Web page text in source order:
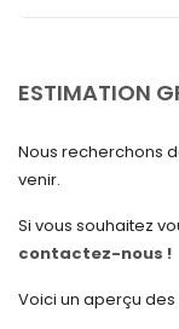
avril 2025
février 2025
décembre 2024
novembre 2024
ESTIMATION
Nous recherchons
venir.
Si vous souhaitez
contactez-nous !
Voici un aperçu